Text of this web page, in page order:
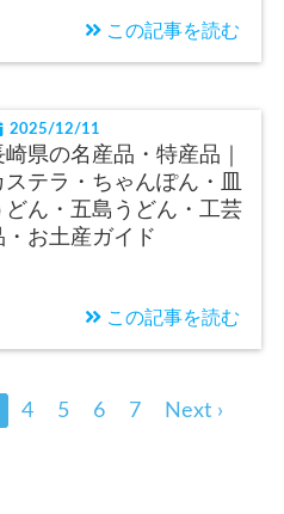
この記事を読む
2025/12/11
崎県の名産品・特産品｜
ステラ・ちゃんぽん・皿
どん・五島うどん・工芸
・お土産ガイド
この記事を読む
4 5 6 7
Next ›